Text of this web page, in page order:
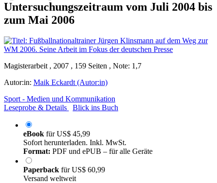
Untersuchungszeitraum vom Juli 2004 bis
zum Mai 2006
Magisterarbeit , 2007 , 159 Seiten , Note: 1,7
Autor:in: Maik Eckardt (Autor:in)
Sport - Medien und Kommunikation
Leseprobe & Details
Blick ins Buch
eBook fürUS$ 45,99
Sofort herunterladen. Inkl. MwSt.
Format: PDF und ePUB – für alle Geräte
Paperback fürUS$ 60,99
Versand weltweit